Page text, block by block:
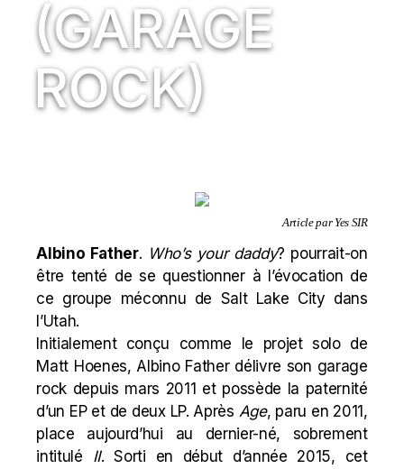
(GARAGE
ROCK)
Article par Yes SIR
Albino Father. Who’s your daddy? pourrait-on
être tenté de se questionner à l’évocation de
ce groupe méconnu de Salt Lake City dans
l’Utah.
Initialement conçu comme le projet solo de
Matt Hoenes, Albino Father délivre son garage
rock depuis mars 2011 et possède la paternité
d’un EP et de deux LP. Après Age, paru en 2011,
place aujourd’hui au dernier-né, sobrement
intitulé II. Sorti en début d’année 2015, cet